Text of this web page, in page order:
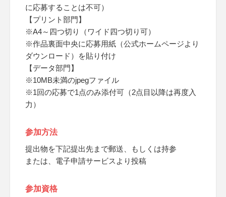
に応募することは不可）
【プリント部門】
※A4～四つ切り（ワイド四つ切り可）
※作品裏面中央に応募用紙（公式ホームページより
ダウンロード）を貼り付け
【データ部門】
※10MB未満のjpegファイル
※1回の応募で1点のみ添付可（2点目以降は再度入
力）
参加方法
提出物を下記提出先まで郵送、もしくは持参
または、電子申請サービスより投稿
参加資格